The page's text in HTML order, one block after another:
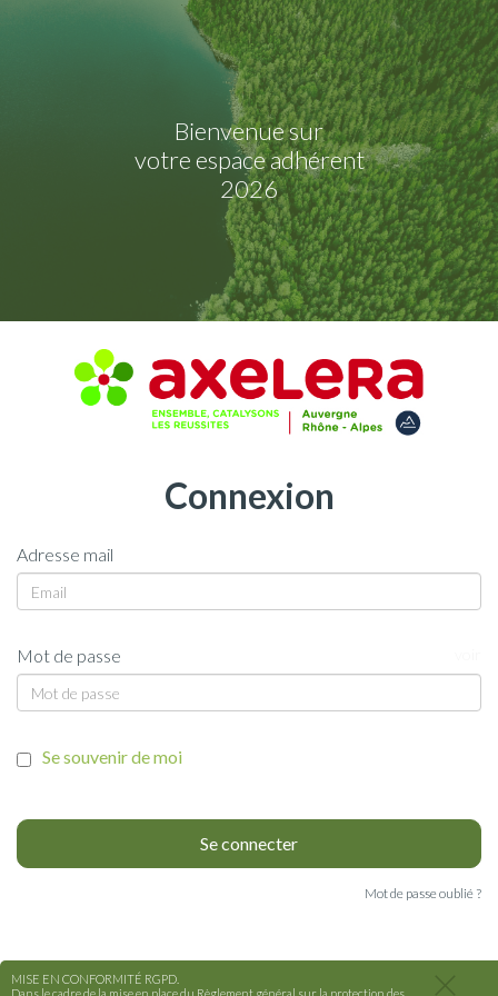
Bienvenue sur
votre espace adhérent
2026
Connexion
Adresse mail
Mot de passe
Se souvenir de moi
Mot de passe oublié ?
MISE EN CONFORMITÉ RGPD.